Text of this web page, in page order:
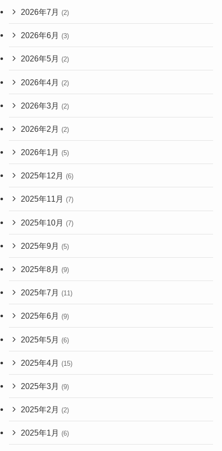
2026年7月 (2)
2026年6月 (3)
2026年5月 (2)
2026年4月 (2)
2026年3月 (2)
2026年2月 (2)
2026年1月 (5)
2025年12月 (6)
2025年11月 (7)
2025年10月 (7)
2025年9月 (5)
2025年8月 (9)
2025年7月 (11)
2025年6月 (9)
2025年5月 (6)
2025年4月 (15)
2025年3月 (9)
2025年2月 (2)
2025年1月 (6)